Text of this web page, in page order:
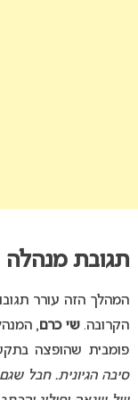
תגובת מנהלה
המהלך הזה עורר
הקרובה.שי כרם,
פומבית שהופצה
סיבה הגיונית. חבל